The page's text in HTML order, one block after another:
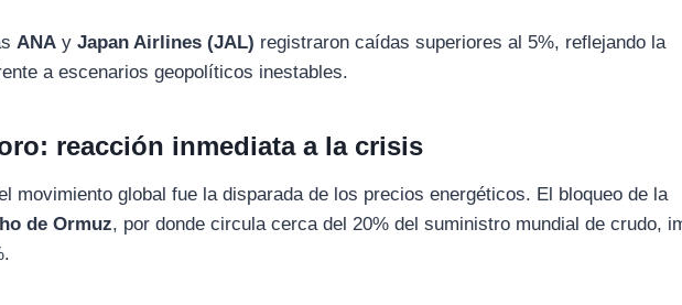
ANA yJapan Airlines (JAL) registraron caídas superiores al 5%, reflejando la
a escenarios geopolíticos inestables.
reacción inmediata a la crisis
movimiento global fue la disparada de los precios energéticos. El bloqueo de la
de Ormuz, por donde circula cerca del 20% del suministro mundial de crudo,